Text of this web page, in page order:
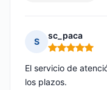
S
sc_paca
Nota: 5 de 5
El servicio de
los plazos.